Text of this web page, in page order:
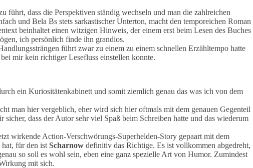
führt, dass die Perspektiven ständig wechseln und man die zahlreichen
und Bela Bs stets sarkastischer Unterton, macht den temporeichen Roman
beinhaltet einen witzigen Hinweis, der einem erst beim Lesen des Buches
ich persönlich finde ihn grandios.
führt zwar zu einem zu einem schnellen Erzähltempo hatte
mir kein richtiger Lesefluss einstellen konnte.
ein Kuriositätenkabinett und somit ziemlich genau das was ich von dem
man hier vergeblich, eher wird sich hier oftmals mit dem genauen Gegenteil
dass der Autor sehr viel Spaß beim Schreiben hatte und das wiederum
wirkende Action-Verschwörungs-Superhelden-Story gepaart mit dem
für den ist Scharnow definitiv das Richtige. Es ist vollkommen abgedreht,
so soll es wohl sein, eben eine ganz spezielle Art von Humor. Zumindest
mit sich.